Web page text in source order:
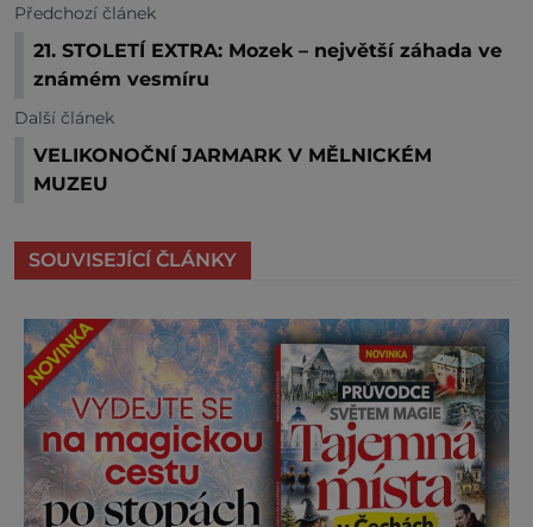
Předchozí článek
21. STOLETÍ EXTRA: Mozek – největší záhada ve
známém vesmíru
Další článek
VELIKONOČNÍ JARMARK V MĚLNICKÉM
MUZEU
SOUVISEJÍCÍ ČLÁNKY